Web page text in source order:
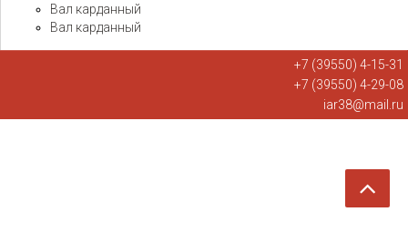
Вал карданный
Вал карданный
+7 (39550) 4-15-31
+7 (39550) 4-29-08
iar38@mail.ru